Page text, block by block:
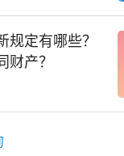
规定有哪些？
财产？